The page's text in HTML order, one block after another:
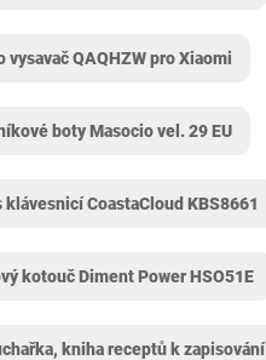
vysavač QAQHZW pro Xiaomi
boty Masocio vel. 29 EU
klávesnicí CoastaCloud KBS8661
kotouč Diment Power HSO51E
kniha receptů k zapisování